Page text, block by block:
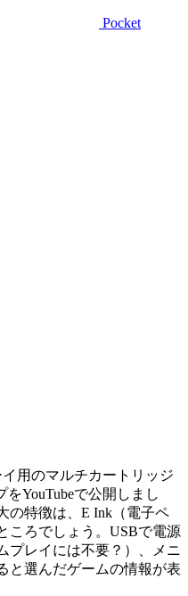
Pocket
用のマルチカートリッジ
をYouTubeで公開しまし
の特徴は、E Ink（電子ペ
ころでしょう。USBで電源
プレイには不要？）、メニ
と選んだゲームの情報が表